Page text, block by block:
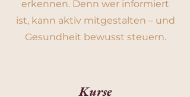
erkennen. Denn wer informiert
ist, kann aktiv mitgestalten – und
Gesundheit bewusst steuern.
Kurse